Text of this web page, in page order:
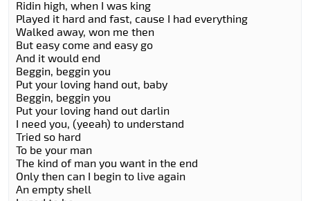
Ridin high, when I was king
Played it hard and fast, cause I had everything
Walked away, won me then
But easy come and easy go
And it would end
Beggin, beggin you
Put your loving hand out, baby
Beggin, beggin you
Put your loving hand out darlin
I need you, (yeeah) to understand
Tried so hard
To be your man
The kind of man you want in the end
Only then can I begin to live again
An empty shell